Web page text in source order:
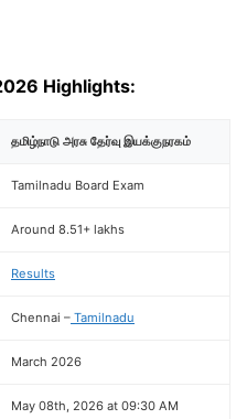
2026 Highlights:
தமிழ்நாடு அரசு தேர்வு இயக்குநரகம்
Tamilnadu Board Exam
Around 8.51+ lakhs
Results
Chennai – Tamilnadu
March 2026
May 08th, 2026 at 09:30 AM